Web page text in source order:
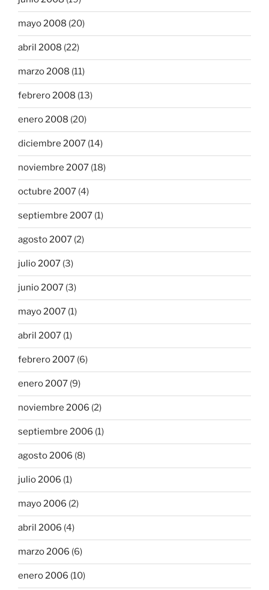
mayo 2008 (20)
abril 2008 (22)
marzo 2008 (11)
febrero 2008 (13)
enero 2008 (20)
diciembre 2007 (14)
noviembre 2007 (18)
octubre 2007 (4)
septiembre 2007 (1)
agosto 2007 (2)
julio 2007 (3)
junio 2007 (3)
mayo 2007 (1)
abril 2007 (1)
febrero 2007 (6)
enero 2007 (9)
noviembre 2006 (2)
septiembre 2006 (1)
agosto 2006 (8)
julio 2006 (1)
mayo 2006 (2)
abril 2006 (4)
marzo 2006 (6)
enero 2006 (10)